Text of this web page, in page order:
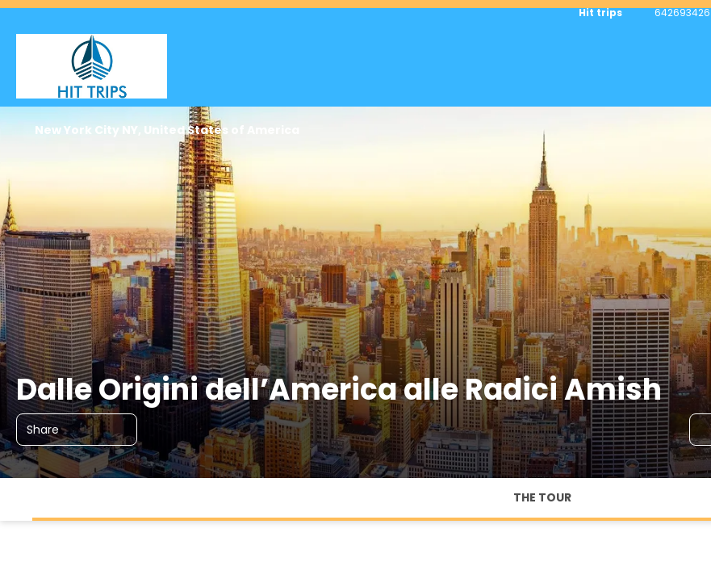
Hit trips 642693426
Dalle Origini dell’America alle Radici Amish
Share
New York City NY, United States of America
THE TOUR